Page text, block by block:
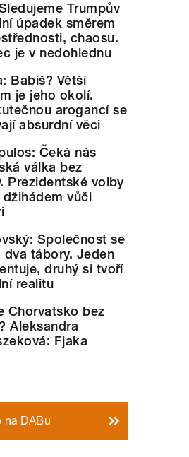
Trumpův
úpadek směrem
chaosu.
je v nedohlednu
Babiš? Větší
je jeho okolí.
arogancí se
absurdní věci
Čeká nás
válka bez
Prezidentské volby
džihádem vůči
Společnost se
dva tábory. Jeden
druhý si tvoří
realitu
Chorvatsko bez
Aleksandra
Fjaka
na DABu